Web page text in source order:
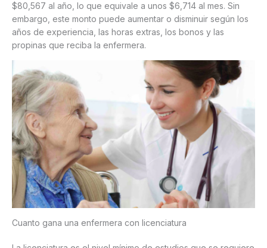
$80,567 al año, lo que equivale a unos $6,714 al mes. Sin
embargo, este monto puede aumentar o disminuir según los
años de experiencia, las horas extras, los bonos y las
propinas que reciba la enfermera.
Cuanto gana una enfermera con licenciatura